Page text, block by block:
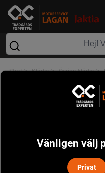
Start> Kläder> Övriga kläder>
Vänligen välj
Privat